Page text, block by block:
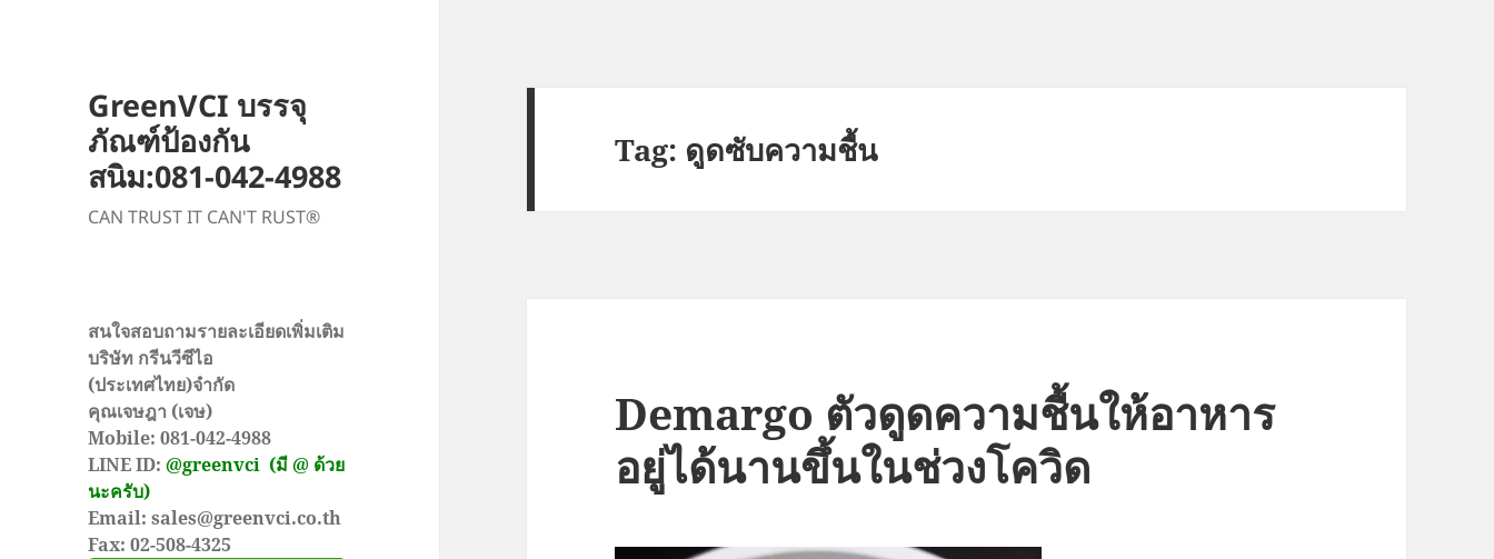
GreenVCI บรรจุ
ภัณฑ์ป้องกัน
สนิม:081-042-4988
CAN TRUST IT CAN'T RUST®
สนใจสอบถามรายละเอียดเพิ่มเติม
บริษัท กรีนวีซีไอ
(ประเทศไทย)จำกัด
คุณเจษฎา (เจษ)
Mobile: 081-042-4988
LINE ID:@greenvci (มี @ ด้วย
นะครับ)
Email: sales@greenvci.co.th
Fax: 02-508-4325
Tag: ดูดซับความชื้น
Demargo ตัวดูดความชื้นให้อาหาร
อยู่ได้นานขึ้นในช่วงโควิด